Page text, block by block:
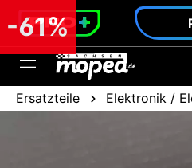
springen
Ersatzteile Elektronik /
-61%